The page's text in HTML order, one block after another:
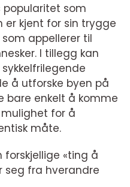
popularitet som
er kjent for sin trygge
appellerer til
I tillegg kan
å utforske byen på
bare enkelt å komme
for å
måte.
forskjellige «ting å
seg fra hverandre